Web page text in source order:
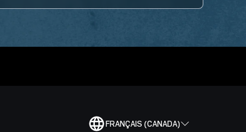
FRANÇAIS (CANADA)